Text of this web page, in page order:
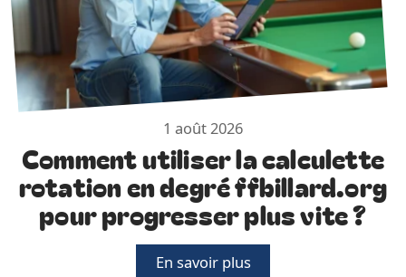
1 août 2026
Comment utiliser la calculette
rotation en degré ffbillard.org
pour progresser plus vite ?
En savoir plus